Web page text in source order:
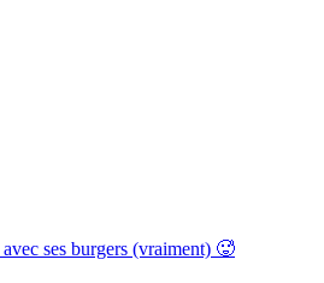
ses burgers (vraiment) 🥵